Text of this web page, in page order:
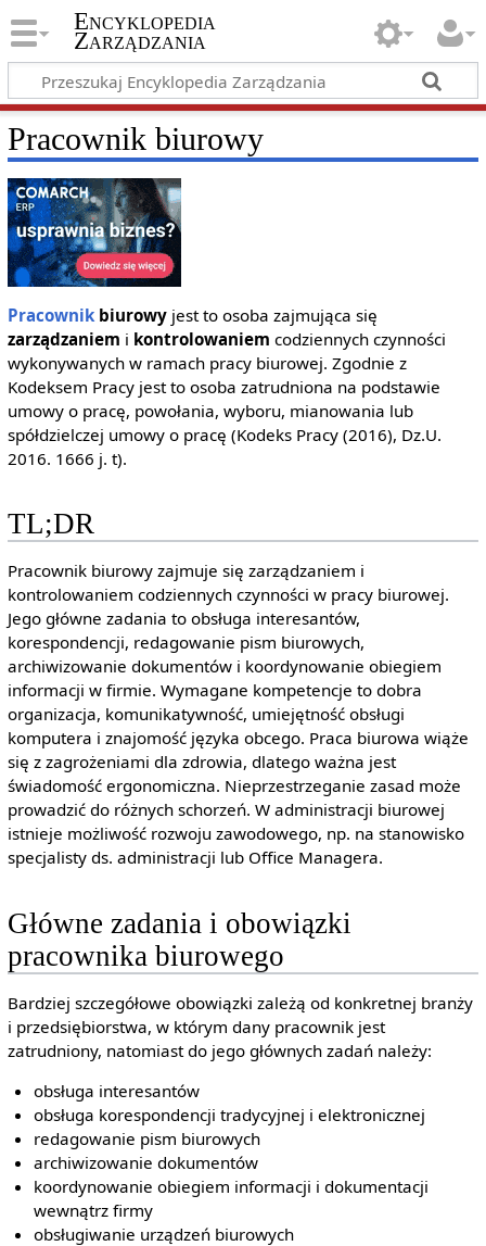
Encyklopedia
Zarządzania
Pracownik biurowy
Pracownikbiurowyjest to osoba zajmująca się
zarządzaniem i kontrolowaniem codziennych czynności
wykonywanych w ramach pracy biurowej. Zgodnie z
Kodeksem Pracy jest to osoba zatrudniona na podstawie
umowy o pracę, powołania, wyboru, mianowania lub
spółdzielczej umowy o pracę (Kodeks Pracy (2016), Dz.U.
2016. 1666 j. t).
TL;DR
Pracownik biurowy zajmuje się zarządzaniem i
kontrolowaniem codziennych czynności w pracy biurowej.
Jego główne zadania to obsługa interesantów,
korespondencji, redagowanie pism biurowych,
archiwizowanie dokumentów i koordynowanie obiegiem
informacji w firmie. Wymagane kompetencje to dobra
organizacja, komunikatywność, umiejętność obsługi
komputera i znajomość języka obcego. Praca biurowa wiąże
się z zagrożeniami dla zdrowia, dlatego ważna jest
świadomość ergonomiczna. Nieprzestrzeganie zasad może
prowadzić do różnych schorzeń. W administracji biurowej
istnieje możliwość rozwoju zawodowego, np. na stanowisko
specjalisty ds. administracji lub Office Managera.
Główne zadania i obowiązki
pracownika biurowego
Bardziej szczegółowe obowiązki zależą od konkretnej branży
i przedsiębiorstwa, w którym dany pracownik jest
zatrudniony, natomiast do jego głównych zadań należy:
obsługa interesantów
obsługa korespondencji tradycyjnej i elektronicznej
redagowanie pism biurowych
archiwizowanie dokumentów
koordynowanie obiegiem informacji i dokumentacji
wewnątrz firmy
obsługiwanie urządzeń biurowych